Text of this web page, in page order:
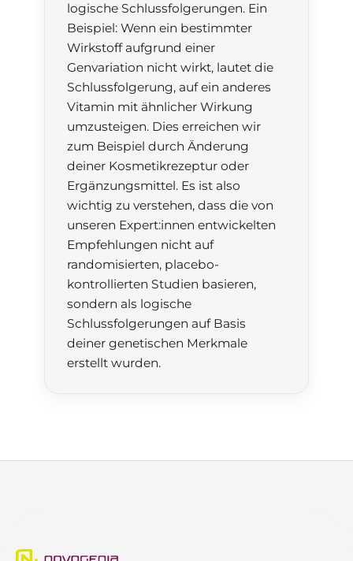
logische Schlussfolgerungen. Ein
Beispiel: Wenn ein bestimmter
Wirkstoff aufgrund einer
Genvariation nicht wirkt, lautet die
Schlussfolgerung, auf ein anderes
Vitamin mit ähnlicher Wirkung
umzusteigen. Dies erreichen wir
zum Beispiel durch Änderung
deiner Kosmetikrezeptur oder
Ergänzungsmittel. Es ist also
wichtig zu verstehen, dass die von
unseren Expert:innen entwickelten
Empfehlungen nicht auf
randomisierten, placebo-
kontrollierten Studien basieren,
sondern als logische
Schlussfolgerungen auf Basis
deiner genetischen Merkmale
erstellt wurden.